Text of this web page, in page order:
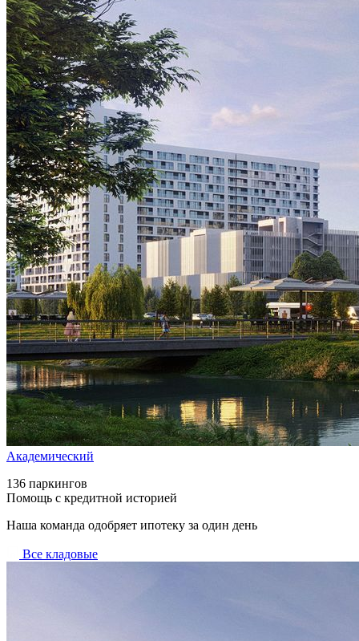
Академический
136 паркингов
Помощь с кредитной историей
Наша команда одобряет ипотеку за один день
Все кладовые